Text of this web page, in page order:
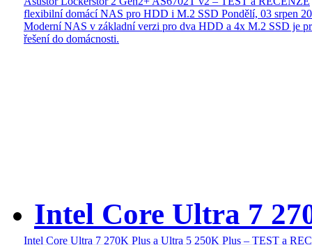
flexibilní domácí NAS pro HDD i M.2 SSD Pondělí, 03 srpen
Moderní NAS v základní verzi pro dva HDD a 4x M.2 SSD je
řešení do domácnosti.
Intel Core Ultra 7
Intel Core Ultra 7 270K Plus a Ultra 5 250K Plus – TEST a